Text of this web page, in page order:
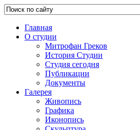
Главная
О студии
Митрофан Греков
История Студии
Студия сегодня
Публикации
Документы
Галерея
Живопись
Графика
Иконопись